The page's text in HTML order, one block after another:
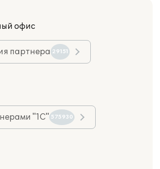
офис
партнера 29151
"1С" 575930